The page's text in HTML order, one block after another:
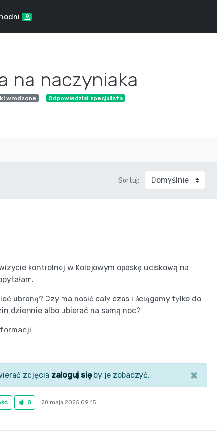
na naczyniaka
wrodzone Odpowiedział specjalista
Sortuj:
kontrolnej w Kolejowym opaskę uciskową na
ubraną? Czy ma nosić cały czas i ściągamy tylko do
dziennie albo ubierać na samą noc?
zdjęcia zaloguj sięby je zobaczyć. ×
0 20 maja 2025 09:15